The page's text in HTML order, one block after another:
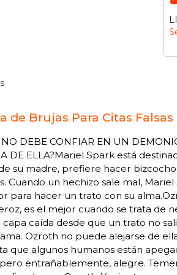
de Brujas Para Citas
DEBE CONFIAR EN UN
DE ELLA?Mariel Spark está
su madre, prefiere hacer
Cuando un hechizo sale mal,
para hacer un trato con su
es el mejor cuando se trata de
caída desde que un trato no
Ozroth no puede alejarse de
que algunos humanos están
entrañablemente, alegre.